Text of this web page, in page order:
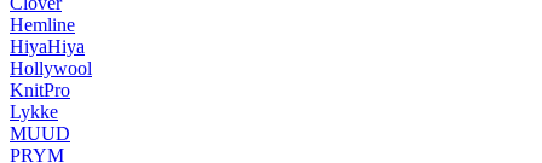
Hemline
HiyaHiya
Hollywool
KnitPro
Lykke
MUUD
PRYM